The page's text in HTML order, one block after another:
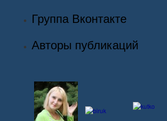
Группа Вконтакте
Авторы публикаций